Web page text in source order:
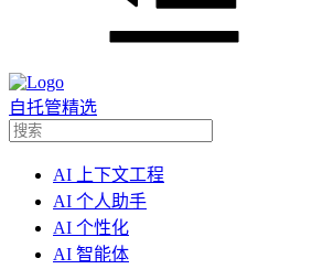
自托管精选
AI 上下文工程
AI 个人助手
AI 个性化
AI 智能体